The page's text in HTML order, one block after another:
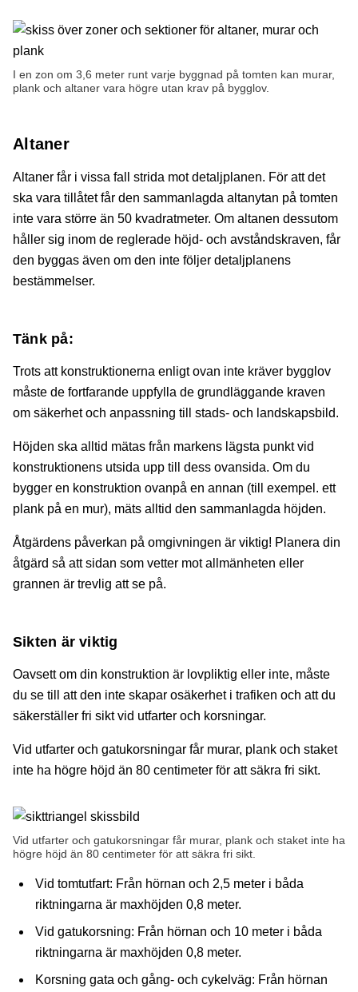
I en zon om 3,6 meter runt varje byggnad på tomten kan murar,
plank och altaner vara högre utan krav på bygglov.
Altaner
Altaner får i vissa fall strida mot detaljplanen. För att det
ska vara tillåtet får den sammanlagda altanytan på tomten
inte vara större än 50 kvadratmeter. Om altanen dessutom
håller sig inom de reglerade höjd- och avståndskraven, får
den byggas även om den inte följer detaljplanens
bestämmelser.
Tänk på:
Trots att konstruktionerna enligt ovan inte kräver bygglov
måste de fortfarande uppfylla de grundläggande kraven
om säkerhet och anpassning till stads- och landskapsbild.
Höjden ska alltid mätas från markens lägsta punkt vid
konstruktionens utsida upp till dess ovansida. Om du
bygger en konstruktion ovanpå en annan (till exempel. ett
plank på en mur), mäts alltid den sammanlagda höjden.
Åtgärdens påverkan på omgivningen är viktig! Planera din
åtgärd så att sidan som vetter mot allmänheten eller
grannen är trevlig att se på.
Sikten är viktig
Oavsett om din konstruktion är lovpliktig eller inte, måste
du se till att den inte skapar osäkerhet i trafiken och att du
säkerställer fri sikt vid utfarter och korsningar.
Vid utfarter och gatukorsningar får murar, plank och staket
inte ha högre höjd än 80 centimeter för att säkra fri sikt.
Vid utfarter och gatukorsningar får murar, plank och staket inte ha
högre höjd än 80 centimeter för att säkra fri sikt.
Vid tomtutfart: Från hörnan och 2,5 meter i båda
riktningarna är maxhöjden 0,8 meter.
Vid gatukorsning: Från hörnan och 10 meter i båda
riktningarna är maxhöjden 0,8 meter.
Korsning gata och gång- och cykelväg: Från hörnan